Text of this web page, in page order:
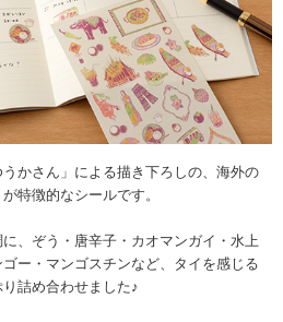
かさん」による描き下ろしの、海外の
特徴的なシールです。
に、ぞう・唐辛子・カオマンガイ・水上
ー・マンゴスチンなど、タイを感じる
詰め合わせました♪